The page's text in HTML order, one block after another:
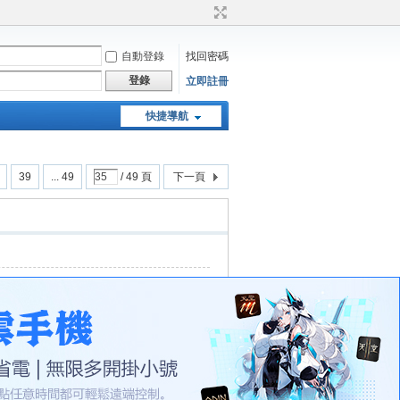
自動登錄
找回密碼
登錄
立即註冊
快捷導航
39 ... 49 / 49 頁 下一頁